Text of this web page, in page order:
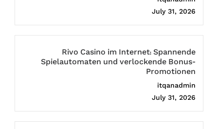
July 31, 2026
Rivo Casino im Internet: Spannende
Spielautomaten und verlockende Bonus-
Promotionen
itqanadmin
July 31, 2026